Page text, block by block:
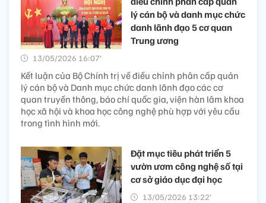
lý cán bộ và danh mục chức
danh lãnh đạo 5 cơ quan
Trung ương
13/05/2026 16:07’
Kết luận của Bộ Chính trị về điều chỉnh phân cấp quản
lý cán bộ và Danh mục chức danh lãnh đạo các cơ
quan truyền thông, báo chí quốc gia, viện hàn lâm khoa
học xã hội và khoa học công nghệ phù hợp với yêu cầu
trong tình hình mới.
Đặt mục tiêu phát triển 5
vườn ươm công nghệ số tại
cơ sở giáo dục đại học
13/05/2026 13:22’